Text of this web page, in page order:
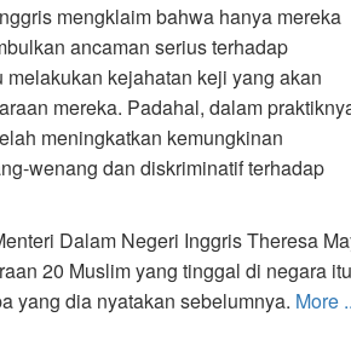
mengklaim bahwa hanya mereka
ancaman serius terhadap
kejahatan keji yang akan
mereka. Padahal, dalam
meningkatkan kemungkinan
wenang dan diskriminatif terhadap
Dalam Negeri Inggris Theresa
20 Muslim yang tinggal di negara
yang dia nyatakan sebelumnya. More